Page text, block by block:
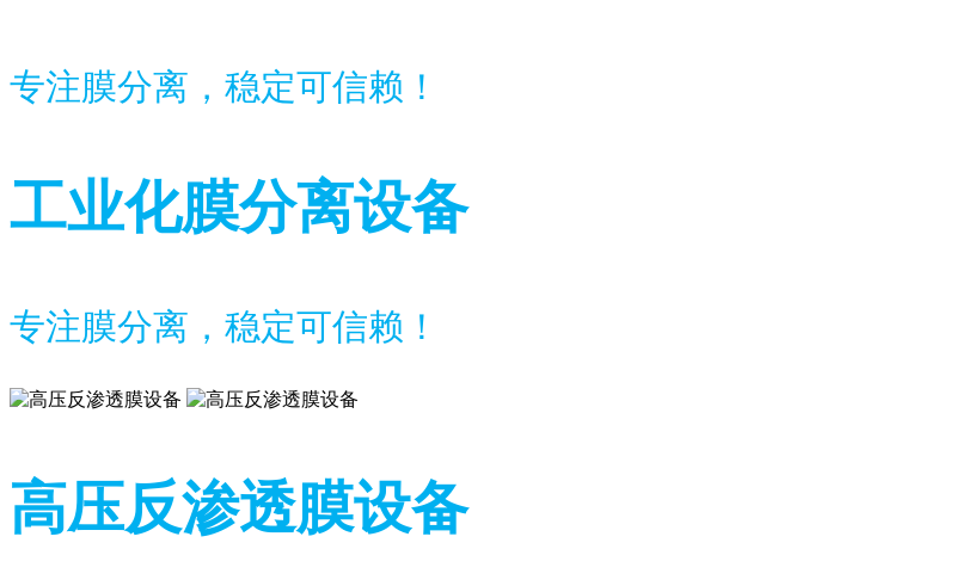
专注膜分离，稳定可信赖！
工业化膜分离设备
专注膜分离，稳定可信赖！
高压反渗透膜设备